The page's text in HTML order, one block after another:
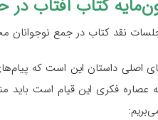
کتاب آفتاب
نقد کتاب در جمع نوجوانان
اصلی داستان این است که
عصاره فکری این قیام است